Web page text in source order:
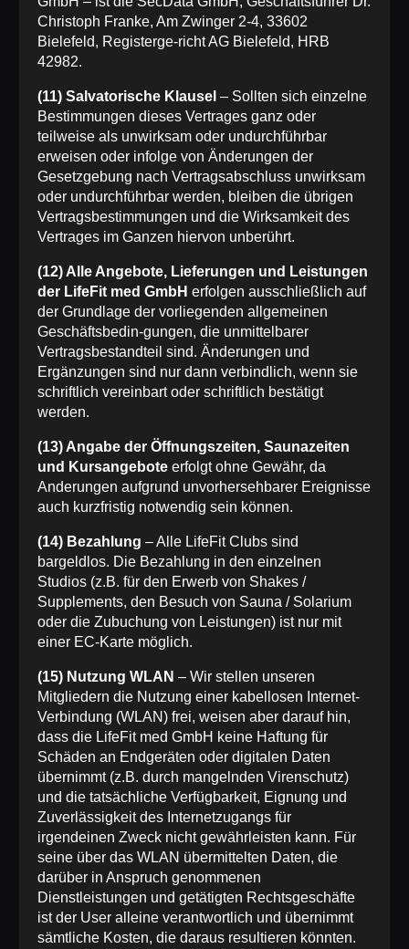
Christoph Franke, Am Zwinger 2-4, 33602
Bielefeld, Registerge-richt AG Bielefeld, HRB
42982.
(11) Salvatorische Klausel – Sollten sich einzelne
Bestimmungen dieses Vertrages ganz oder
teilweise als unwirksam oder undurchführbar
erweisen oder infolge von Änderungen der
Gesetzgebung nach Vertragsabschluss unwirksam
oder undurchführbar werden, bleiben die übrigen
Vertragsbestimmungen und die Wirksamkeit des
Vertrages im Ganzen hiervon unberührt.
(12) Alle Angebote, Lieferungen und Leistungen
der LifeFit med GmbH erfolgen ausschließlich auf
der Grundlage der vorliegenden allgemeinen
Geschäftsbedin-gungen, die unmittelbarer
Vertragsbestandteil sind. Änderungen und
Ergänzungen sind nur dann verbindlich, wenn sie
schriftlich vereinbart oder schriftlich bestätigt
werden.
(13) Angabe der Öffnungszeiten, Saunazeiten
und Kursangeboteerfolgt ohne Gewähr, da
Anderungen aufgrund unvorhersehbarer Ereignisse
auch kurzfristig notwendig sein können.
(14) Bezahlung – Alle LifeFit Clubs sind
bargeldlos. Die Bezahlung in den einzelnen
Studios (z.B. für den Erwerb von Shakes /
Supplements, den Besuch von Sauna / Solarium
oder die Zubuchung von Leistungen) ist nur mit
einer EC-Karte möglich.
(15) Nutzung WLAN – Wir stellen unseren
Mitgliedern die Nutzung einer kabellosen Internet-
Verbindung (WLAN) frei, weisen aber darauf hin,
dass die LifeFit med GmbH keine Haftung für
Schäden an Endgeräten oder digitalen Daten
übernimmt (z.B. durch mangelnden Virenschutz)
und die tatsächliche Verfügbarkeit, Eignung und
Zuverlässigkeit des Internetzugangs für
irgendeinen Zweck nicht gewährleisten kann. Für
seine über das WLAN übermittelten Daten, die
darüber in Anspruch genommenen
Dienstleistungen und getätigten Rechtsgeschäfte
ist der User alleine verantwortlich und übernimmt
sämtliche Kosten, die daraus resultieren könnten.